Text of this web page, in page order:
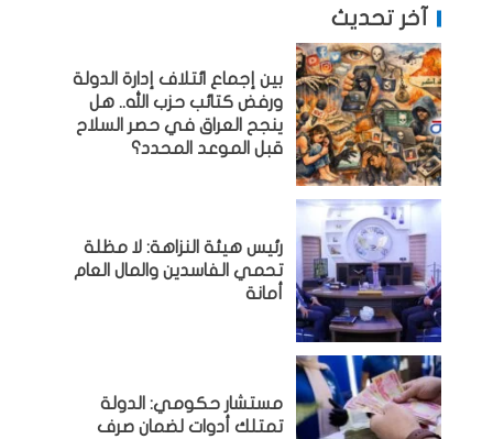
آخر تحديث
بين إجماع ائتلاف إدارة الدولة
ورفض كتائب حزب الله.. هل
ينجح العراق في حصر السلاح
قبل الموعد المحدد؟
رئيس هيئة النزاهة: لا مظلة
تحمي الفاسدين والمال العام
أمانة
مستشار حكومي: الدولة
تمتلك أدوات لضمان صرف